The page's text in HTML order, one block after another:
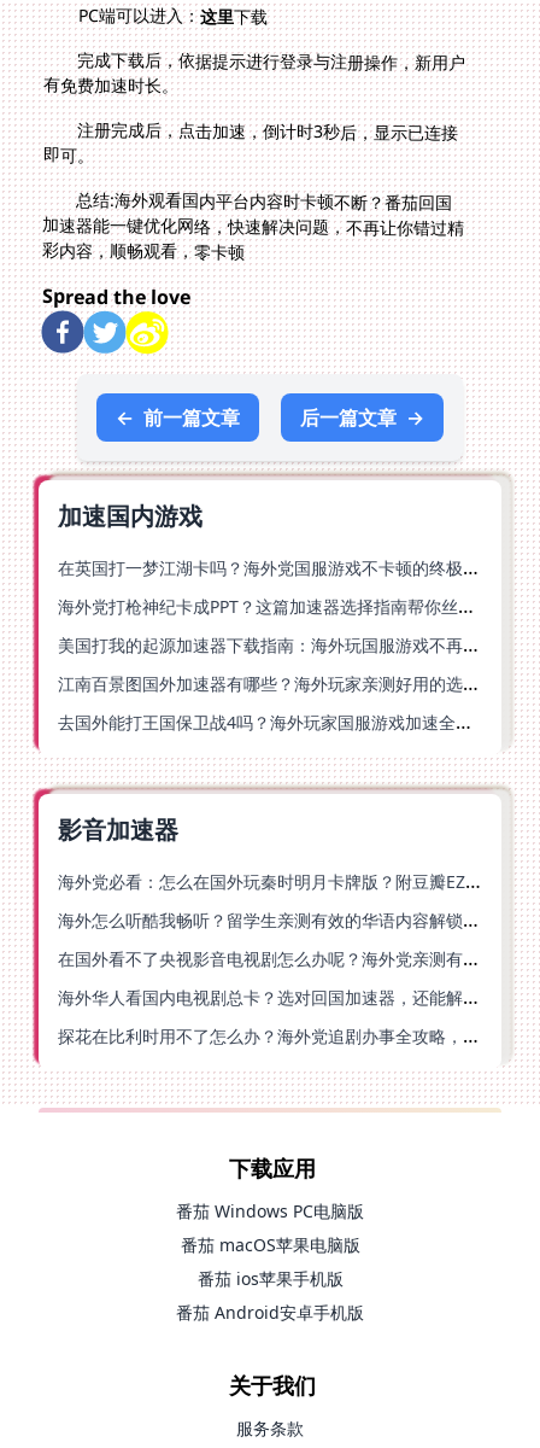
PC端可以进入：这里下载
完成下载后，依据提示进行登录与注册操作，新用户
有免费加速时长。
注册完成后，点击加速，倒计时3秒后，显示已连接
即可。
总结:海外观看国内平台内容时卡顿不断？番茄回国
加速器能一键优化网络，快速解决问题，不再让你错过精
彩内容，顺畅观看，零卡顿
Spread the love
← 前一篇文章 后一篇文章 →
加速国内游戏
在英国打一梦江湖卡吗？海外党国服游戏不卡顿的终极解法
海外党打枪神纪卡成PPT？这篇加速器选择指南帮你丝滑上分
美国打我的起源加速器下载指南：海外玩国服游戏不再卡的终极方案
江南百景图国外加速器有哪些？海外玩家亲测好用的选择与避坑指南
去国外能打王国保卫战4吗？海外玩家国服游戏加速全攻略（附公主连结幻想江湖实测）
影音加速器
海外党必看：怎么在国外玩秦时明月卡牌版？附豆瓣EZCast地区限制破解法
海外怎么听酷我畅听？留学生亲测有效的华语内容解锁指南
在国外看不了央视影音电视剧怎么办呢？海外党亲测有效的回国加速方案
海外华人看国内电视剧总卡？选对回国加速器，还能解决菲律宾打不开反诈中心的问题
探花在比利时用不了怎么办？海外党追剧办事全攻略，选对加速器就够了
下载应用
番茄 Windows PC电脑版
番茄 macOS苹果电脑版
番茄 ios苹果手机版
番茄 Android安卓手机版
关于我们
服务条款